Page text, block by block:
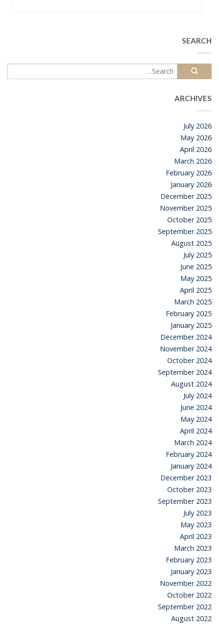
SEARCH
ARCHIVES
July 2026
May 2026
April 2026
March 2026
February 2026
January 2026
December 2025
November 2025
October 2025
September 2025
August 2025
July 2025
June 2025
May 2025
April 2025
March 2025
February 2025
January 2025
December 2024
November 2024
October 2024
September 2024
August 2024
July 2024
June 2024
May 2024
April 2024
March 2024
February 2024
January 2024
December 2023
October 2023
September 2023
July 2023
May 2023
April 2023
March 2023
February 2023
January 2023
November 2022
October 2022
September 2022
August 2022